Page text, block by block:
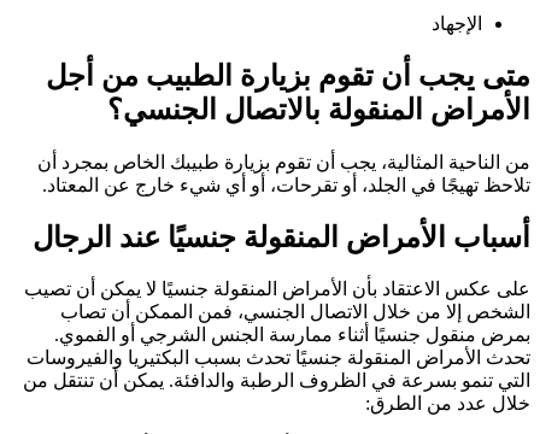
الإجهاد
متى يجب أن تقوم بزيارة الطبيب من أجل
الأمراض المنقولة بالاتصال الجنسي؟
من الناحية المثالية، يجب أن تقوم بزيارة طبيبك الخاص بمجرد أن
تلاحظ تهيجًا في الجلد، أو تقرحات، أو أي شيء خارج عن المعتاد.
أسباب الأمراض المنقولة جنسيًا عند الرجال
على عكس الاعتقاد بأن الأمراض المنقولة جنسيًا لا يمكن أن تصيب
الشخص إلا من خلال الاتصال الجنسي، فمن الممكن أن تصاب
بمرض منقول جنسيًا أثناء ممارسة الجنس الشرجي أو الفموي.
تحدث الأمراض المنقولة جنسيًا تحدث بسبب البكتيريا والفيروسات
التي تنمو بسرعة في الظروف الرطبة والدافئة. يمكن أن تنتقل من
خلال عدد من الطرق: